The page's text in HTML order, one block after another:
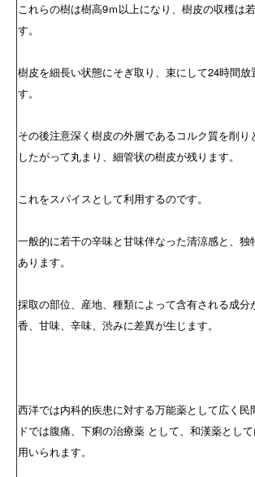
これらの樹は樹高9ｍ以上になり、樹皮の収穫は
す。
樹皮を細長い状態にそぎ取り、束にして24時間放
す。
その後注意深く樹皮の外層であるコルク質を削り
したがって丸まり、細管状の樹皮が残ります。
これをスパイスとして利用するのです。
一般的に若干の辛味と甘味伴なった清涼感と、独
あります。
採取の部位、産地、種類によって含有される成分
香、甘味、辛味、渋みに差異が生じます。
西洋では内科的疾患に対する万能薬として広く民
ドでは腹痛、下痢の治療薬 として、和漢薬とし
用いられます。